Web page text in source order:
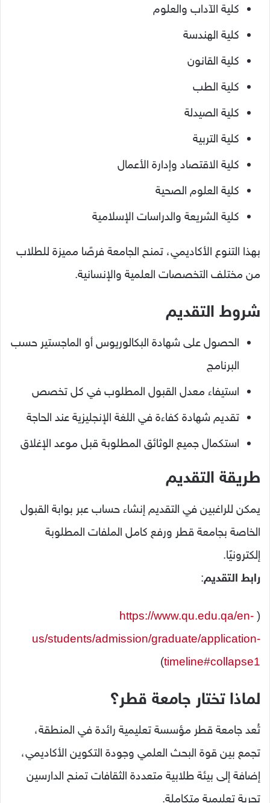
كلية الآداب والعلوم
كلية الهندسة
كلية القانون
كلية الطب
كلية الصيدلة
كلية التربية
كلية الاقتصاد وإدارة الأعمال
كلية العلوم الصحية
كلية الشريعة والدراسات الإسلامية
بهذا التنوع الأكاديمي، تمنح الجامعة فرصًا مميزة للطلاب
من مختلف التخصصات العلمية والإنسانية.
شروط التقديم
الحصول على شهادة البكالوريوس أو الماجستير حسب
البرنامج
استيفاء معدل القبول المطلوب في كل تخصص
تقديم شهادة كفاءة في اللغة الإنجليزية عند الحاجة
استكمال جميع الوثائق المطلوبة قبل موعد الإغلاق
طريقة التقديم
يمكن للراغبين في التقديم إنشاء حساب عبر بوابة القبول
الخاصة بجامعة قطر ورفع كامل الملفات المطلوبة
إلكترونيًا.
رابط التقديم:
(
https://www.qu.edu.qa/en-
us/students/admission/graduate/application-
timeline#collapse1
)
لماذا تختار جامعة قطر؟
تُعد جامعة قطر مؤسسة تعليمية رائدة في المنطقة،
تجمع بين قوة البحث العلمي وجودة التكوين الأكاديمي،
إضافة إلى بيئة طلابية متعددة الثقافات تمنح الدارسين
تجربة تعليمية متكاملة.